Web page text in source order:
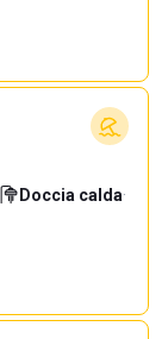
Doccia calda·